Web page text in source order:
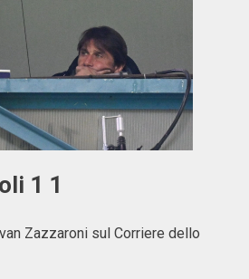
1 1
Zazzaroni sul Corriere dello